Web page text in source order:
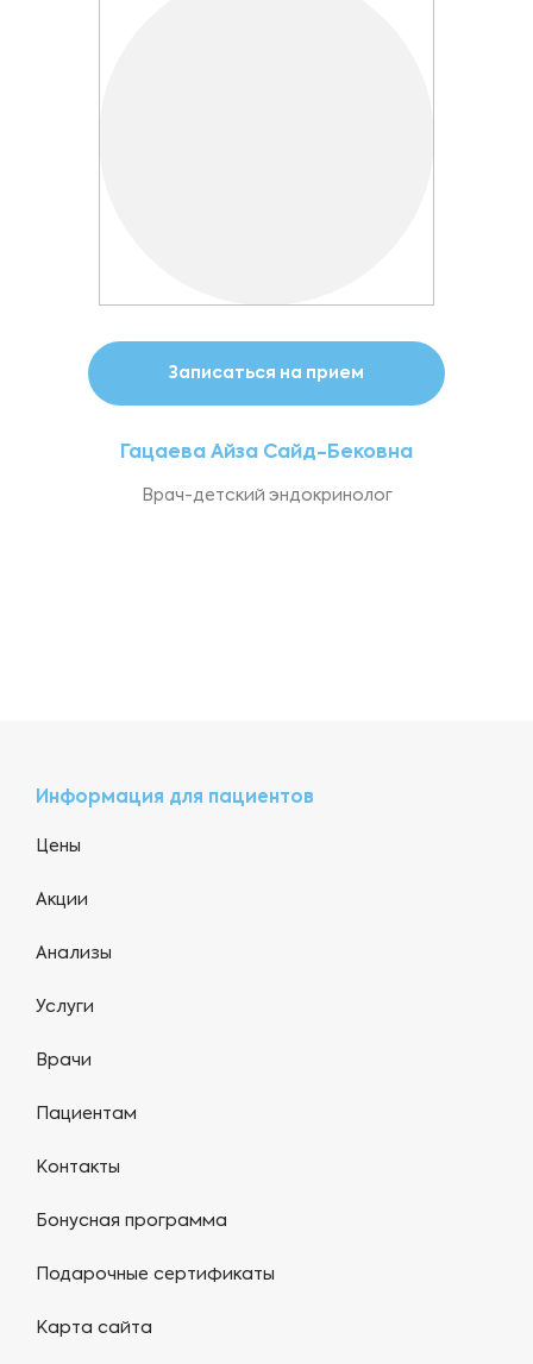
Записаться на прием
Гацаева Айза Сайд-Бековна
Врач-детский эндокринолог
Информация для пациентов
Цены
Акции
Анализы
Услуги
Врачи
Пациентам
Контакты
Бонусная программа
Подарочные сертификаты
Карта сайта